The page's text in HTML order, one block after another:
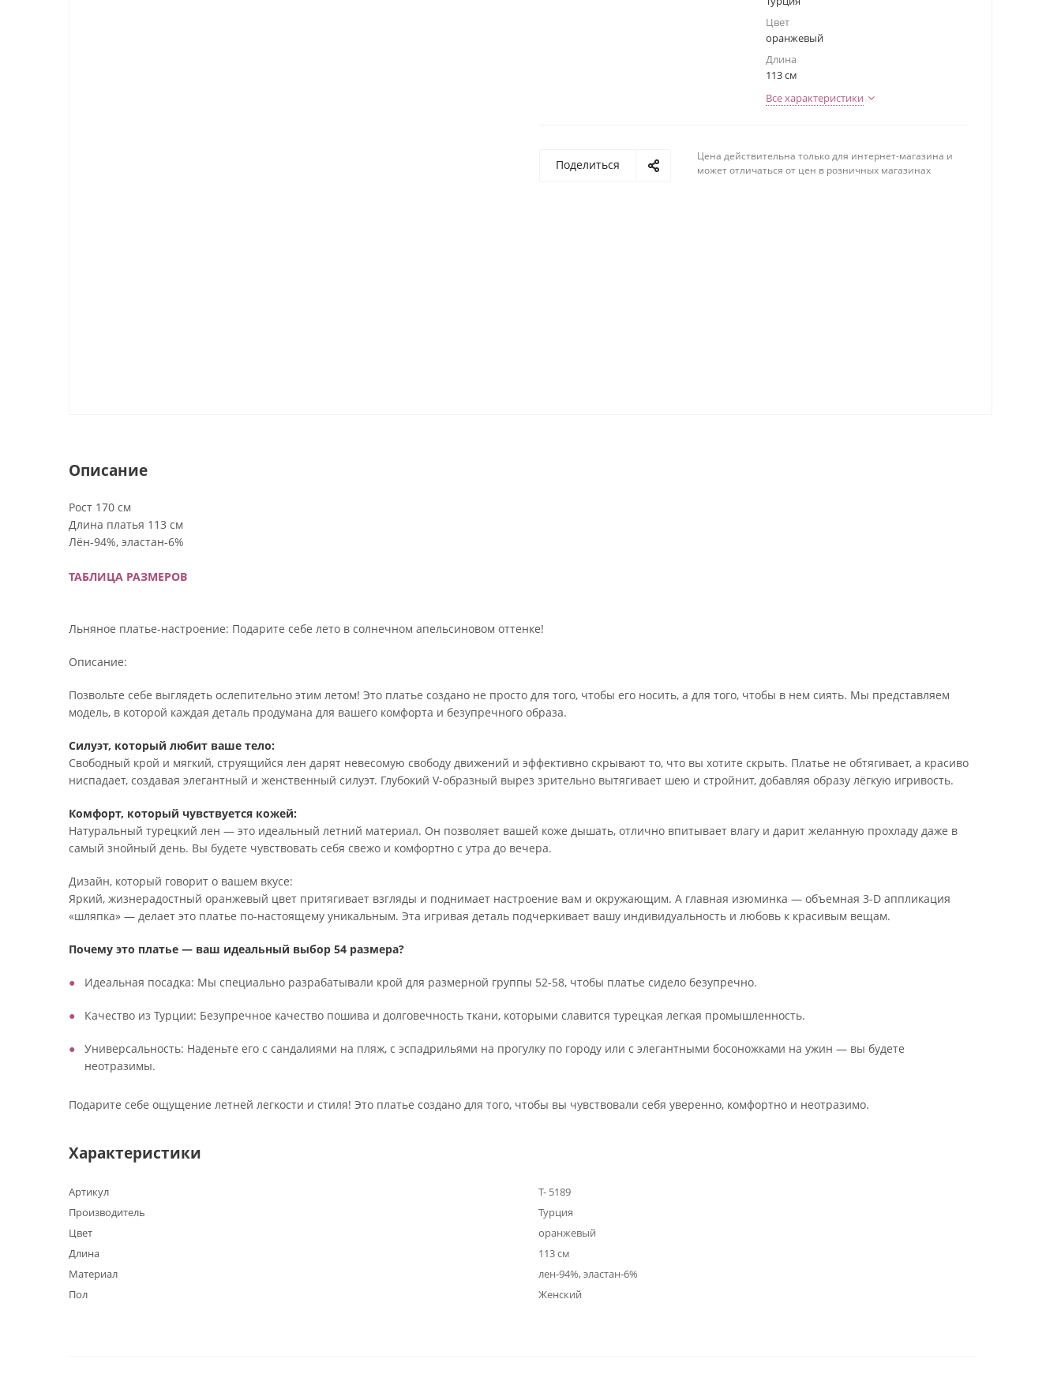
Цвет
оранжевый
Длина
113 см
Все характеристики
Поделиться
Цена действительна только для интернет-магазина и
может отличаться от цен в розничных магазинах
Описание
Рост 170 см
Длина платья 113 см
Лён-94%, эластан-6%
ТАБЛИЦА РАЗМЕРОВ
Льняное платье-настроение: Подарите себе лето в солнечном апельсиновом оттенке!
Описание:
Позвольте себе выглядеть ослепительно этим летом! Это платье создано не просто для того, чтобы его носить, а для того, чтобы в нем сиять. Мы представляем
модель, в которой каждая деталь продумана для вашего комфорта и безупречного образа.
Силуэт, который любит ваше тело:
Свободный крой и мягкий, струящийся лен дарят невесомую свободу движений и эффективно скрывают то, что вы хотите скрыть. Платье не обтягивает, а красиво
ниспадает, создавая элегантный и женственный силуэт. Глубокий V-образный вырез зрительно вытягивает шею и стройнит, добавляя образу лёгкую игривость.
Комфорт, который чувствуется кожей:
Натуральный турецкий лен — это идеальный летний материал. Он позволяет вашей коже дышать, отлично впитывает влагу и дарит желанную прохладу даже в
самый знойный день. Вы будете чувствовать себя свежо и комфортно с утра до вечера.
Дизайн, который говорит о вашем вкусе:
Яркий, жизнерадостный оранжевый цвет притягивает взгляды и поднимает настроение вам и окружающим. А главная изюминка — объемная 3-D аппликация
«шляпка» — делает это платье по-настоящему уникальным. Эта игривая деталь подчеркивает вашу индивидуальность и любовь к красивым вещам.
Почему это платье — ваш идеальный выбор 54 размера?
Идеальная посадка: Мы специально разрабатывали крой для размерной группы 52-58, чтобы платье сидело безупречно.
Качество из Турции: Безупречное качество пошива и долговечность ткани, которыми славится турецкая легкая промышленность.
Универсальность: Наденьте его с сандалиями на пляж, с эспадрильями на прогулку по городу или с элегантными босоножками на ужин — вы будете
неотразимы.
Подарите себе ощущение летней легкости и стиля! Это платье создано для того, чтобы вы чувствовали себя уверенно, комфортно и неотразимо.
Характеристики
Артикул
Т- 5189
Производитель
Турция
Цвет
оранжевый
Длина
113 см
Материал
лен-94%, эластан-6%
Пол
Женский